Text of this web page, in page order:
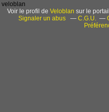
veloblan
Voir le profil deVeloblan sur le
Signaler un abus
C.G.U.